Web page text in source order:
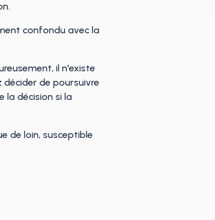
confondu avec la
il n'existe
de poursuivre
la décision si la
de loin, susceptible